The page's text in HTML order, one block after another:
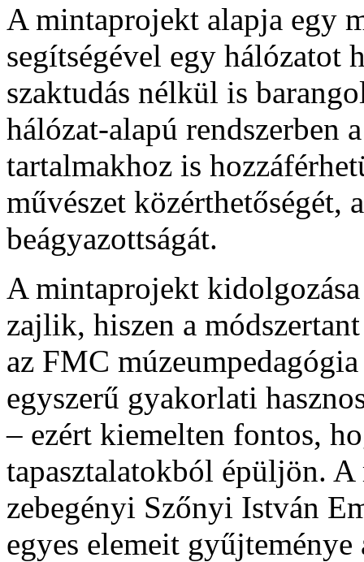
A mintaprojekt alapja egy
segítségével egy hálózatot
szaktudás nélkül is
hálózat-alapú rendszerben
tartalmakhoz is
művészet közérthetőségét,
beágyazottságát.
A mintaprojekt kidolgozása
zajlik, hiszen a
az FMC
egyszerű gyakorlati
– ezért kiemelten fontos,
tapasztalatokból épüljön.
zebegényi Szőnyi István
egyes elemeit